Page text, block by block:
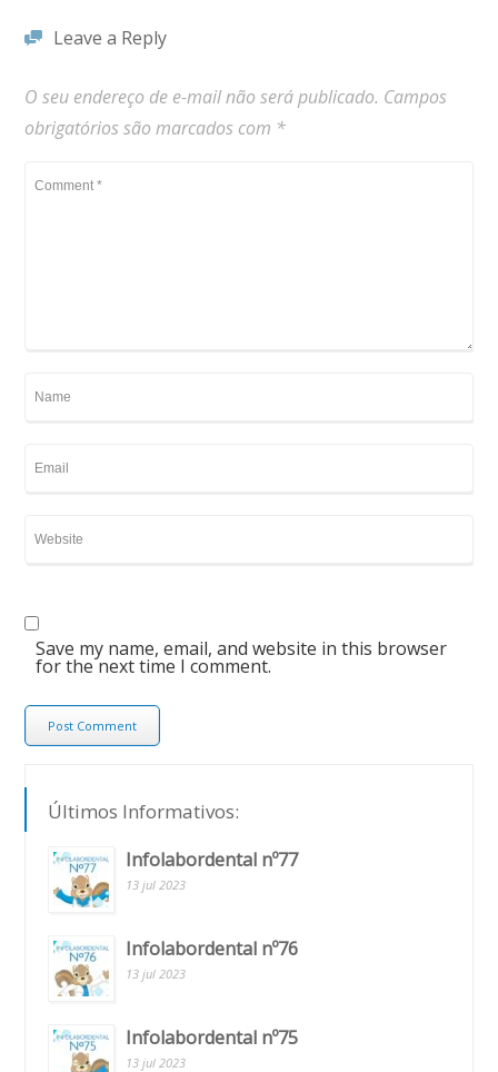
Leave a Reply
O seu endereço de e-mail não será publicado. Campos
obrigatórios são marcados com *
Save my name, email, and website in this browser
for the next time I comment.
Últimos Informativos:
Infolabordental nº77
13 jul 2023
Infolabordental nº76
13 jul 2023
Infolabordental nº75
13 jul 2023